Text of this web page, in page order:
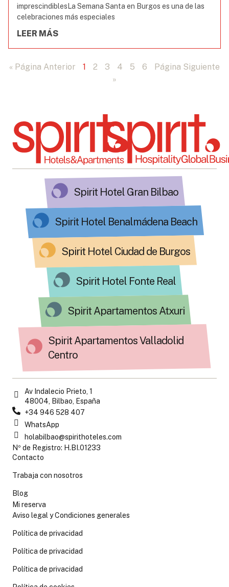
imprescindiblesLa Semana Santa en Burgos es una de las
celebraciones más especiales
LEER MÁS
« Página Anterior 1 2 3 4 5 6
Página Siguiente
»
Spirit Hotel Gran Bilbao
Spirit Hotel Benalmádena Beach
Spirit Hotel Ciudad de Burgos
Spirit Hotel Fonte Real
Spirit Apartamentos Atxuri
Spirit Apartamentos Valladolid
Centro
Av Indalecio Prieto, 1
48004, Bilbao, España
+34 946 528 407
WhatsApp
holabilbao@spirithoteles.com
Nº de Registro: H.BI.01233
Contacto
Trabaja con nosotros
Blog
Mi reserva
Aviso legal y Condiciones generales
Política de privacidad
Política de privacidad
Política de privacidad